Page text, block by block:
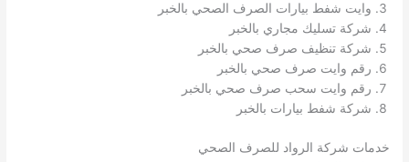
وايت شفط بيارات الصرف الصحي بالخبر
شركة تسليك مجاري بالخبر
شركة تنظيف صرف صحي بالخبر
رقم وايت صرف صحي بالخبر
رقم وايت سحب صرف صحي بالخبر
شركة شفط بيارات بالخبر
خدمات شركة الرواد للصرف الصحي